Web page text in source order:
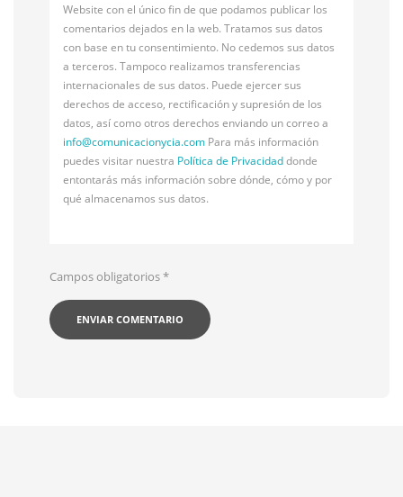
Website con el único fin de que podamos publicar los
comentarios dejados en la web. Tratamos sus datos
con base en tu consentimiento. No cedemos sus datos
a terceros. Tampoco realizamos transferencias
internacionales de sus datos. Puede ejercer sus
derechos de acceso, rectificación y supresión de los
datos, así como otros derechos enviando un correo a
info@comunicacionycia.com Para más información
puedes visitar nuestra Política de Privacidaddonde
entontarás más información sobre dónde, cómo y por
qué almacenamos sus datos.
Campos obligatorios*